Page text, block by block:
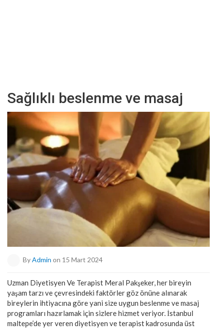
Sağlıklı beslenme ve masaj
By Admin on 15 Mart 2024
Uzman Diyetisyen Ve Terapist Meral Pakşeker, her bireyin
yaşam tarzı ve çevresindeki faktörler göz önüne alınarak
bireylerin ihtiyacına göre yani size uygun beslenme ve masaj
programları hazırlamak için sizlere hizmet veriyor. İstanbul
maltepe’de yer veren diyetisyen ve terapist kadrosunda üst